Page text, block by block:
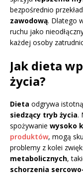
bezpośrednio
zawodową. Dlatego
ruchu jako
każdej osoby
Jak dieta
życia?
Dieta odgrywa
siedzący tryb życia.
spożywanie wysoko
produktów, mogą
problemy z kolei
metabolicznych,
schorzenia